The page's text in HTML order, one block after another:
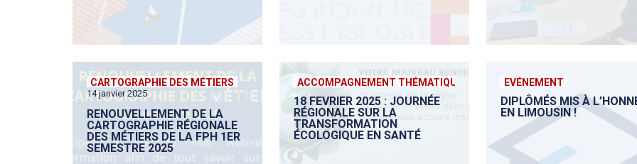
CARTOGRAPHIE DES MÉTIERS
14 janvier 2025
RENOUVELLEMENT DE LA
CARTOGRAPHIE RÉGIONALE
DES MÉTIERS DE LA FPH 1ER
SEMESTRE 2025
ACCOMPAGNEMENT THÉMATIQUE
18 FEVRIER 2025 : JOURNÉE
RÉGIONALE SUR LA
TRANSFORMATION
ÉCOLOGIQUE EN SANTÉ
EVÉNEMENT
DIPLÔMÉS MIS À
EN LIMOUSIN !